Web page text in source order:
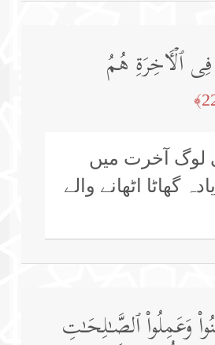
ٱلۡـَٔاخِرَةِ هُمُ
لوگ آخرت میں
گھاٹا اٹھانے والے
وَعَمِلُوا۟ ٱلصَّـٰلِحَـٰتِ